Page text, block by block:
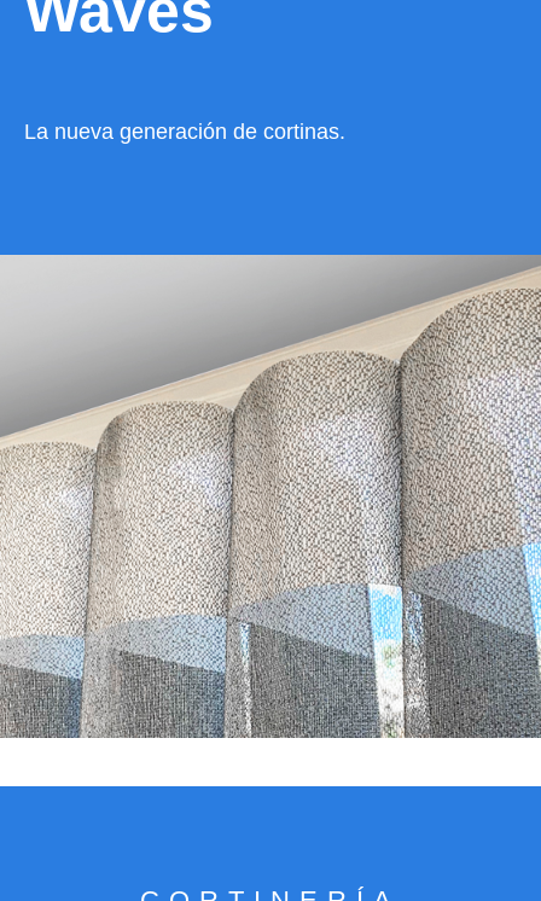
La nueva generación de cortinas.
VER CATÁLOGO